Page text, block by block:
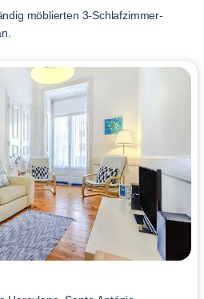
möblierten 3-Schlafzimmer-